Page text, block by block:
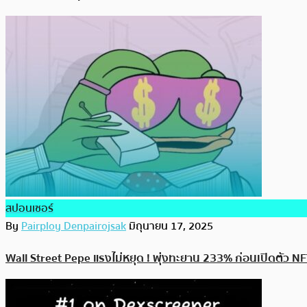
สปอนเซอร์
ByPairploy Denpairojsakมิถุนายน 17, 2025
Wall Street Pepe แรงไม่หยุด ! พุ่งทะยาน 233% ก่อนเปิดตัว